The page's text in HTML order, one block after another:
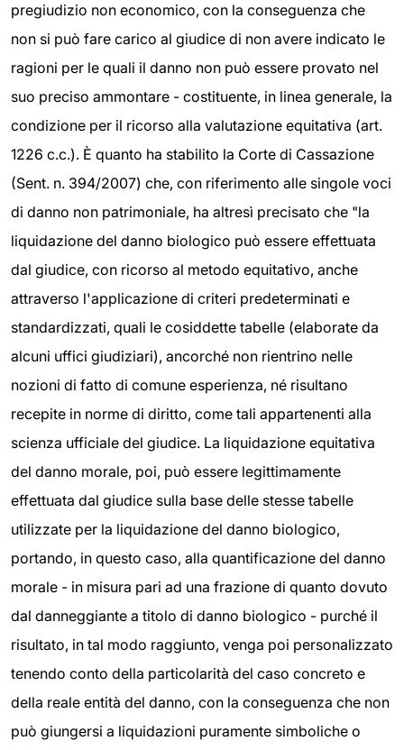
pregiudizio non economico, con la conseguenza che
non si può fare carico al giudice di non avere indicato le
ragioni per le quali il danno non può essere provato nel
suo preciso ammontare - costituente, in linea generale, la
condizione per il ricorso alla valutazione equitativa (art.
1226 c.c.). È quanto ha stabilito la Corte di Cassazione
(Sent. n. 394/2007) che, con riferimento alle singole voci
di danno non patrimoniale, ha altresì precisato che "la
liquidazione del danno biologico può essere effettuata
dal giudice, con ricorso al metodo equitativo, anche
attraverso l'applicazione di criteri predeterminati e
standardizzati, quali le cosiddette tabelle (elaborate da
alcuni uffici giudiziari), ancorché non rientrino nelle
nozioni di fatto di comune esperienza, né risultano
recepite in norme di diritto, come tali appartenenti alla
scienza ufficiale del giudice. La liquidazione equitativa
del danno morale, poi, può essere legittimamente
effettuata dal giudice sulla base delle stesse tabelle
utilizzate per la liquidazione del danno biologico,
portando, in questo caso, alla quantificazione del danno
morale - in misura pari ad una frazione di quanto dovuto
dal danneggiante a titolo di danno biologico - purché il
risultato, in tal modo raggiunto, venga poi personalizzato
tenendo conto della particolarità del caso concreto e
della reale entità del danno, con la conseguenza che non
può giungersi a liquidazioni puramente simboliche o